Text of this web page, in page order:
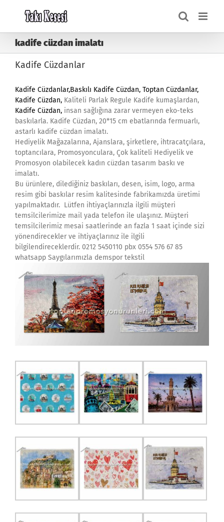
kadife cüzdan imalatı
Kadife Cüzdanlar
Kadife Cüzdanlar,Baskılı Kadife Cüzdan, Toptan Cüzdanlar,
Kadife Cüzdan, Kaliteli Parlak Regule Kadife kumaşlardan,
Kadife Cüzdan, insan sağlığına zarar vermeyen eko-teks
baskılarla. Kadife Cüzdan, 20*15 cm ebatlarında fermuarlı,
astarlı kadife cüzdan imalatı.
Hediyelik Mağazalarına, Ajanslara, şirketlere, ihtracatçılara,
toptancılara, Promosyonculara, Çok kaliteli Hediyelik ve
Promosyon olabilecek kadın cüzdan tasarım baskı ve
imalatı.
Bu ürünlere, dilediğiniz baskıları, desen, isim, logo, arma
resim gibi baskılar resim kalitesinde fabrikamızda üretimi
yapılmaktadır. Lütfen ihtiyaçlarınızla ilgili müşteri
temsilcilerimize mail yada telefon ile ulaşınız. Müşteri
temsilcilerimiz mesai saatlerinde an fazla 1 saat içinde sizi
yönendirecekler ve ihtiyaçlarınız ile ilgili
bilgilendireceklerdir. 0212 5450110 pbx 0554 576 67 85
whatsapp Saygılarımızla demspor tekstil